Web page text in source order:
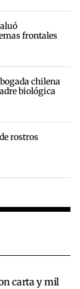
frontales
chilena
biológica
rostros
carta y mil